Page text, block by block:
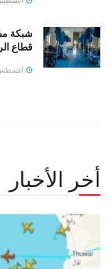
شبكة
قطاع
أغسطس 8,
أخر الأخبار